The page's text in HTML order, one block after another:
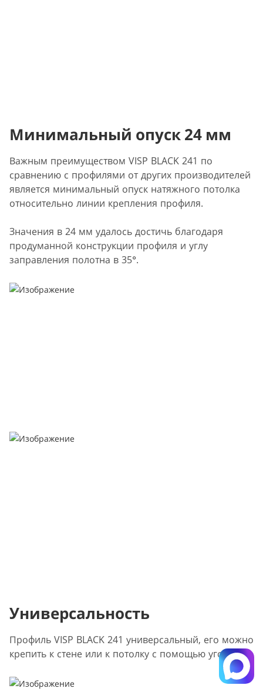
Минимальный опуск 24 мм
Важным преимуществом VISP BLACK 241 по
сравнению с профилями от других производителей
является минимальный опуск натяжного потолка
относительно линии крепления профиля.
Значения в 24 мм удалось достичь благодаря
продуманной конструкции профиля и углу
заправления полотна в 35°.
Универсальность
Профиль VISP BLACK 241 универсальный, его можно
крепить к стене или к потолку с помощью уголков.